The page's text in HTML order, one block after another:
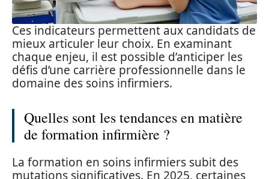
Ces indicateurs permettent aux candidats de
mieux articuler leur choix. En examinant
chaque enjeu, il est possible d’anticiper les
défis d’une carrière professionnelle dans le
domaine des soins infirmiers.
Quelles sont les tendances en matière
de formation infirmière ?
La formation en soins infirmiers subit des
mutations significatives. En 2025, certaines